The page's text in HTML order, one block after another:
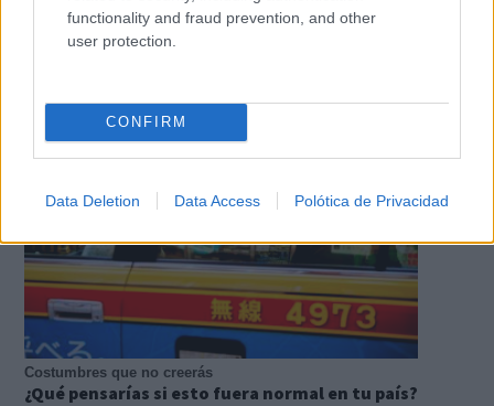
functionality and fraud prevention, and other
user protection.
CONFIRM
Data Deletion Data Access Polótica de Privacidad
Tu memoria y la música
Esa canción antigua que no olvidas tiene una
Costumbres que no creerás
¿Qué pensarías si esto fuera normal en tu país?